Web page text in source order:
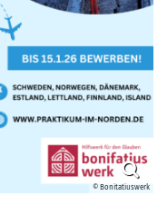
© Bonitatiuswerk